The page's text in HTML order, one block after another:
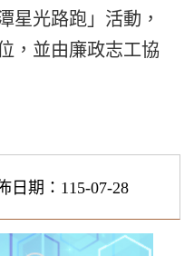
星光路跑」活動，
，並由廉政志工協
日期：115-07-28